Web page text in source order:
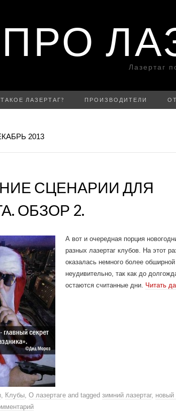
ПРО
Лазертаг
ЛАЗЕРТАГ? ПРОИЗВОДИТЕЛИ
2013
СЦЕНАРИИ ДЛЯ
ОБЗОР 2.
А вот и очередная порция
разных лазертаг клубов. На этот
оказалась немного более
неудивительно, так как до
остаются считанные дни. Читать
, Клубы, О лазертаге and tagged зимний лазертаг, новый